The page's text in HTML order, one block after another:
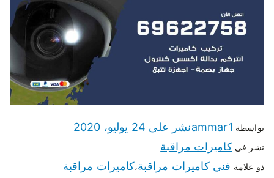
بواسطة ammar1نشر على 24 يوليو، 2020
نشر في كاميرات مراقبة
ذو علامة فني كاميرات مراقبة،كاميرات مراقبة